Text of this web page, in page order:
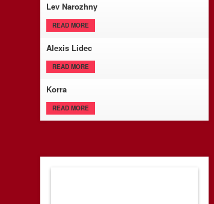
Lev Narozhny
READ MORE
Alexis Lidec
READ MORE
Korra
READ MORE